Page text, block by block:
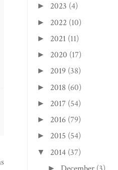
► 2023 (4)
► 2022 (10)
► 2021 (11)
► 2020 (17)
► 2019 (38)
► 2018 (60)
► 2017 (54)
► 2016 (79)
► 2015 (54)
▼ 2014 (37)